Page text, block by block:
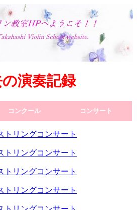
演奏記録
トリングコンサート
トリングコンサート
トリングコンサート
トリングコンサート
コンクール コンサート